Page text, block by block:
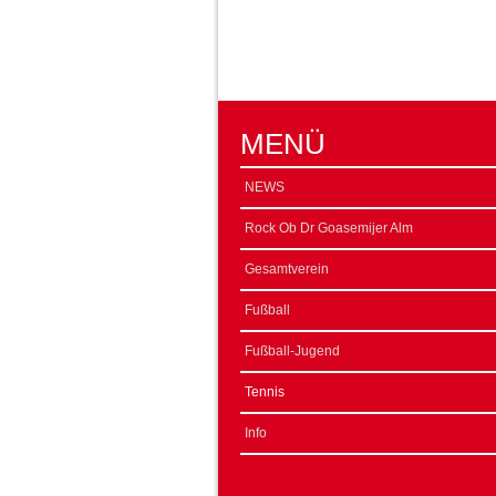
MENÜ
NEWS
Rock Ob Dr Goasemijer Alm
Gesamtverein
Fußball
Fußball-Jugend
Tennis
Info